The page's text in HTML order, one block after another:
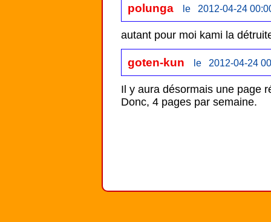
polunga le 2012-04-24
autant pour moi kami la
goten-kun le 2012-04-24
Il y aura désormais une page
Donc, 4 pages par semaine.